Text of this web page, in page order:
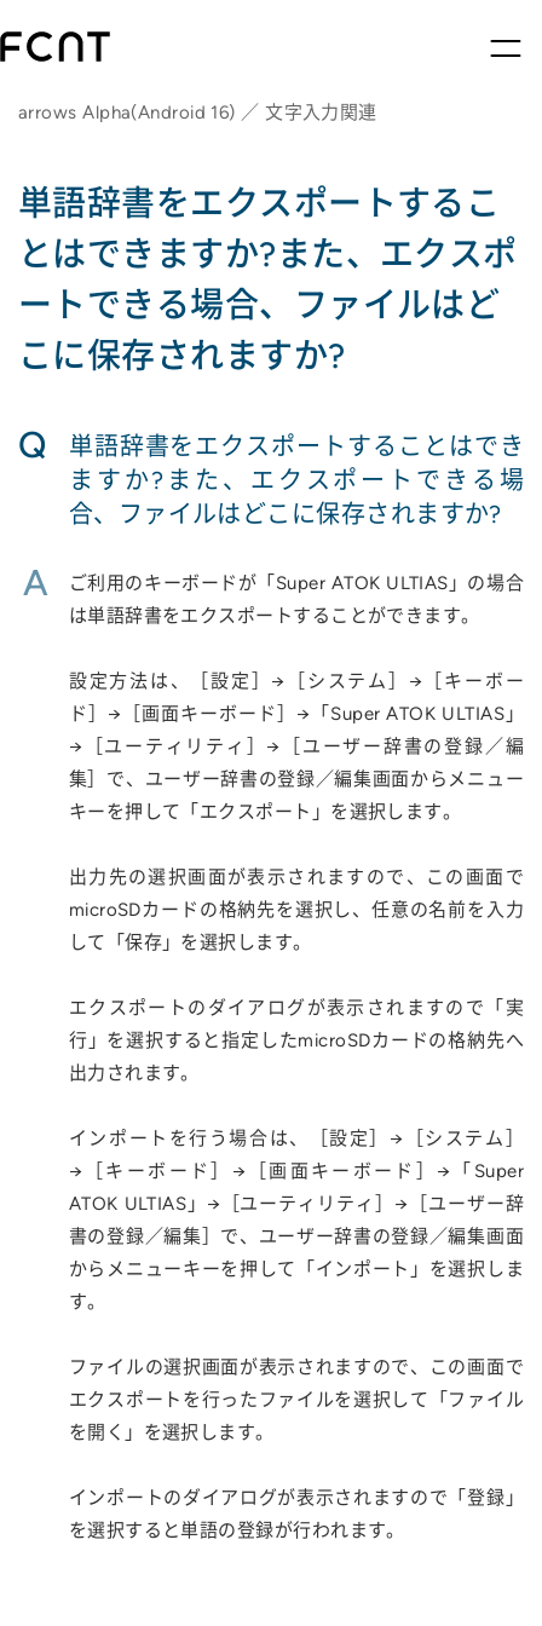
arrows Alpha(Android 16) ／ 文字入力関連
単語辞書をエクスポートするこ
とはできますか?また、エクスポ
ートできる場合、ファイルはど
こに保存されますか?
Q
単語辞書をエクスポートすることはでき
ますか?また、エクスポートできる場
合、ファイルはどこに保存されますか?
A
ご利用のキーボードが「Super ATOK ULTIAS」の場合
は単語辞書をエクスポートすることができます。
設定方法は、［設定］→［システム］→［キーボー
ド］→［画面キーボード］→「Super ATOK ULTIAS」
→［ユーティリティ］→［ユーザー辞書の登録／編
集］で、ユーザー辞書の登録／編集画面からメニュー
キーを押して「エクスポート」を選択します。
出力先の選択画面が表示されますので、この画面で
microSDカードの格納先を選択し、任意の名前を入力
して「保存」を選択します。
エクスポートのダイアログが表示されますので「実
行」を選択すると指定したmicroSDカードの格納先へ
出力されます。
インポートを行う場合は、［設定］→［システム］
→［キーボード］→［画面キーボード］→「Super
ATOK ULTIAS」→［ユーティリティ］→［ユーザー辞
書の登録／編集］で、ユーザー辞書の登録／編集画面
からメニューキーを押して「インポート」を選択しま
す。
ファイルの選択画面が表示されますので、この画面で
エクスポートを行ったファイルを選択して「ファイル
を開く」を選択します。
インポートのダイアログが表示されますので「登録」
を選択すると単語の登録が行われます。